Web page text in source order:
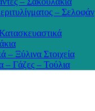
– Σελοφάν
– Ξύλινα Στοιχεία
– Γάζες – Τούλια